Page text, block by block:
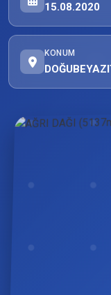
15.08.2020
KONUM